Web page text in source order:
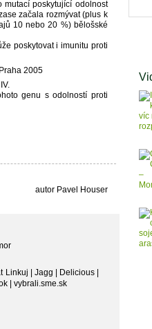
mutací poskytující odolnost
začala rozmývat (plus k
10 nebo 20 %) bělošské
poskytovat i imunitu proti
2005
genu s odolností proti
autor Pavel Houser
Linkuj Jagg Delicious|
|vybrali.sme.sk